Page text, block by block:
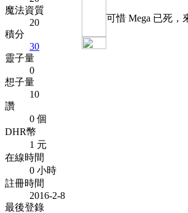
魔法資質
20
積分
30
靈子量
0
想子量
10
讚
0 個
DHR幣
1 元
在線時間
0 小時
註冊時間
2016-2-8
最後登錄
可惜 Mega 已死，